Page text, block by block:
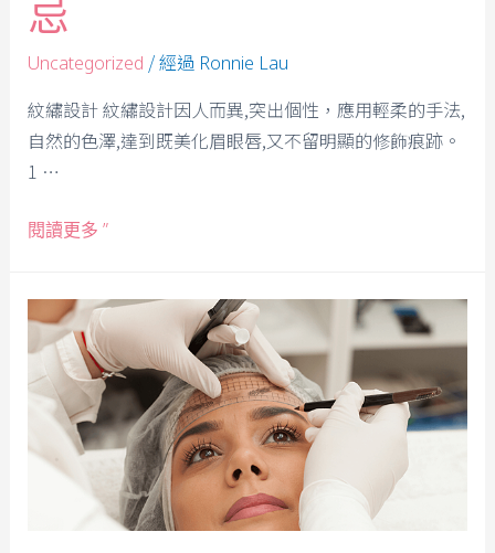
忌
Uncategorized / 經過 Ronnie Lau
紋繡設計 紋繡設計因人而異,突出個性，應用輕柔的手法,
自然的色澤,達到既美化眉眼唇,又不留明顯的修飾痕跡。
1 …
閱讀更多 ”